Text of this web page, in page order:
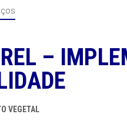
–
VEGETAL